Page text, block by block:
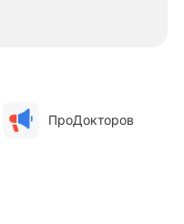
ПроДокторов